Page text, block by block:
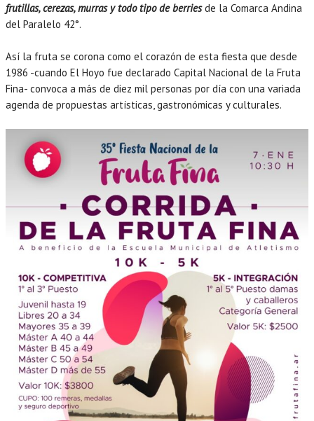
frutillas, cerezas, murras y todo tipo de berries de la Comarca Andina
del Paralelo 42°.
Así la fruta se corona como el corazón de esta fiesta que desde
1986 -cuando El Hoyo fue declarado Capital Nacional de la Fruta
Fina- convoca a más de diez mil personas por día con una variada
agenda de propuestas artísticas, gastronómicas y culturales.